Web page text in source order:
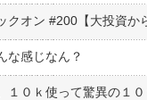
オン #200【大投資か
な感じなん？
１０ｋ使って驚異の１